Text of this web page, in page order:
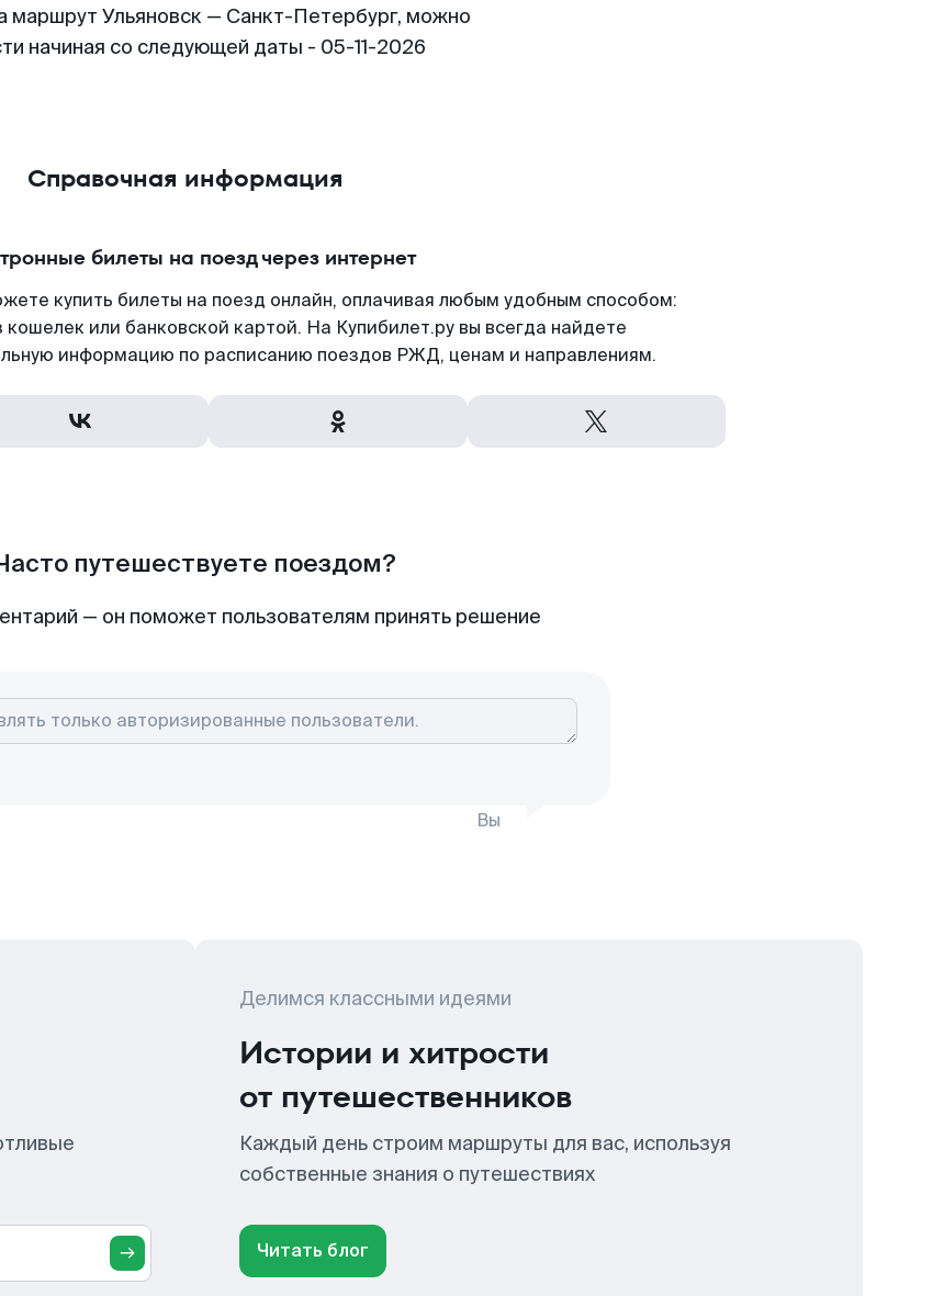
маршрут Ульяновск — Санкт-Петербург, можно
начиная со следующей даты - 05-11-2026
Справочная информация
билеты на поезд через интернет
купить билеты на поезд онлайн, оплачивая любым удобным способом:
кошелек или банковской картой. На Купибилет.ру вы всегда найдете
информацию по расписанию поездов РЖД, ценам и направлениям.
путешествуете поездом?
— он поможет пользователям принять решение
Вы
Делимся классными идеями
Истории и хитрости
от путешественников
Каждый день строим маршруты для вас, используя
собственные знания о путешествиях
Читать блог